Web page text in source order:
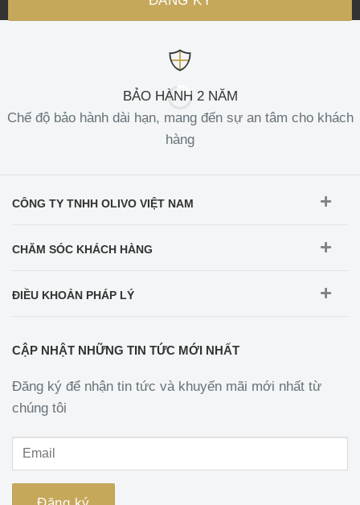
BẢO HÀNH 2 NĂM
Chế độ bảo hành dài hạn, mang đến sự an tâm cho khách
hàng
CÔNG TY TNHH OLIVO VIỆT NAM
CHĂM SÓC KHÁCH HÀNG
ĐIỀU KHOẢN PHÁP LÝ
CẬP NHẬT NHỮNG TIN TỨC MỚI NHẤT
Đăng ký để nhận tin tức và khuyến mãi mới nhất từ
chúng tôi